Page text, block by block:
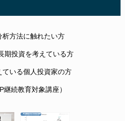
析方法に触れたい方
期投資を考えている方
いる個人投資家の方
続教育対象講座）